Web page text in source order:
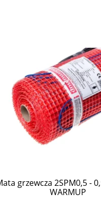
grzewcza 2SPM0,5 -
WARMUP